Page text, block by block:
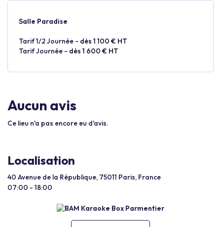
Salle Paradise
Tarif 1/2 Journée - dès 1 100 € HT
Tarif Journée - dès 1 600 € HT
Aucun avis
Ce lieu n'a pas encore eu d'avis.
Localisation
40 Avenue de la République, 75011 Paris, France
07:00 - 18:00